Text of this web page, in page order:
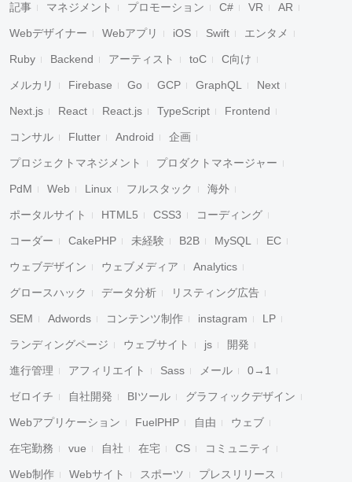
記事 マネジメント プロモーション C# VR AR
Webデザイナー Webアプリ iOS Swift エンタメ
Ruby Backend アーティスト toC C向け
メルカリ Firebase Go GCP GraphQL Next
Next.js React React.js TypeScript Frontend
コンサル Flutter Android 企画
プロジェクトマネジメント プロダクトマネージャー
PdM Web Linux フルスタック 海外
ポータルサイト HTML5 CSS3 コーディング
コーダー CakePHP 未経験 B2B MySQL EC
ウェブデザイン ウェブメディア Analytics
グロースハック データ分析 リスティング広告
SEM Adwords コンテンツ制作 instagram LP
ランディングページ ウェブサイト js 開発
進行管理 アフィリエイト Sass メール 0→1
ゼロイチ 自社開発 BIツール グラフィックデザイン
Webアプリケーション FuelPHP 自由 ウェブ
在宅勤務 vue 自社 在宅 CS コミュニティ
Web制作 Webサイト スポーツ プレスリリース